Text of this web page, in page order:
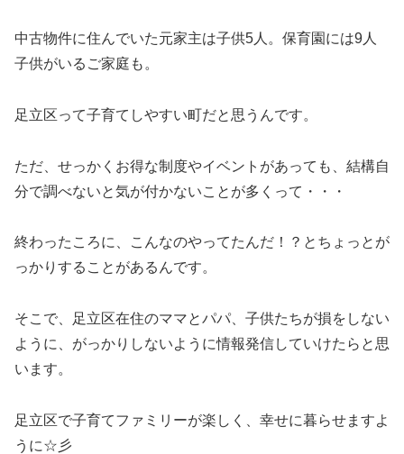
中古物件に住んでいた元家主は子供5人。保育園には9人
子供がいるご家庭も。
足立区って子育てしやすい町だと思うんです。
ただ、せっかくお得な制度やイベントがあっても、結構自
分で調べないと気が付かないことが多くって・・・
終わったころに、こんなのやってたんだ！？とちょっとが
っかりすることがあるんです。
そこで、足立区在住のママとパパ、子供たちが損をしない
ように、がっかりしないように情報発信していけたらと思
います。
足立区で子育てファミリーが楽しく、幸せに暮らせますよ
うに☆彡